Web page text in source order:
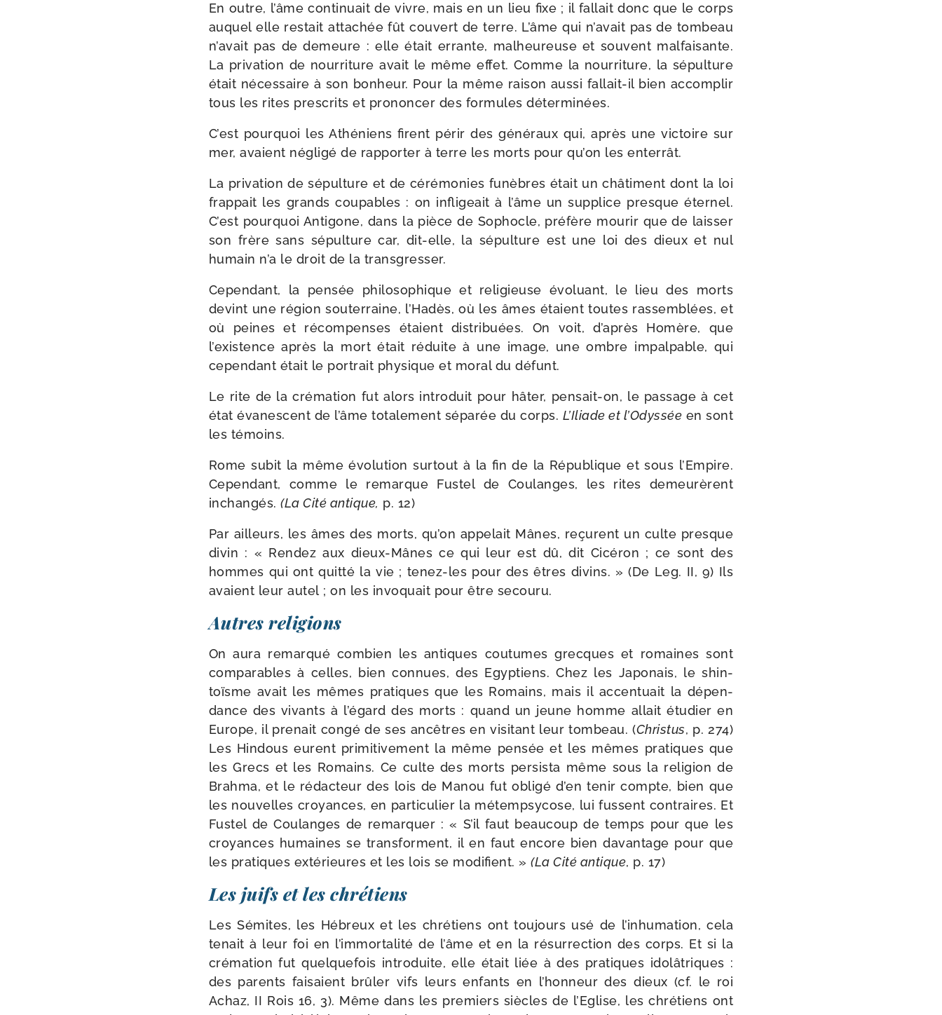
En outre, l’âme conti­nuait de vivre, mais en un lieu fixe ; il fal­lait donc que le corps
auquel elle res­tait atta­chée fût cou­vert de terre. L’âme qui n’avait pas de tom­beau
n’avait pas de demeure : elle était errante, mal­heu­reuse et sou­vent mal­fai­sante.
La pri­va­tion de nour­ri­ture avait le même effet. Comme la nour­ri­ture, la sépul­ture
était néces­saire à son bon­heur. Pour la même rai­son aus­si fallait-​il bien accom­plir
tous les rites pres­crits et pro­non­cer des for­mules déterminées.
C’est pour­quoi les Athéniens firent périr des géné­raux qui, après une vic­toire sur
mer, avaient négli­gé de rap­por­ter à terre les morts pour qu’on les enterrât.
La pri­va­tion de sépul­ture et de céré­mo­nies funèbres était un châ­ti­ment dont la loi
frap­pait les grands cou­pables : on infli­geait à l’âme un sup­plice presque éter­nel.
C’est pour­quoi Antigone, dans la pièce de Sophocle, pré­fère mou­rir que de lais­ser
son frère sans sépul­ture car, dit-​elle, la sépul­ture est une loi des dieux et nul
humain n’a le droit de la transgresser.
Cependant, la pen­sée phi­lo­so­phique et reli­gieuse évo­luant, le lieu des morts
devint une région sou­ter­raine, l’Hadès, où les âmes étaient toutes ras­sem­blées, et
où peines et récom­penses étaient dis­tri­buées. On voit, d’après Homère, que
l’existence après la mort était réduite à une image, une ombre impal­pable, qui
cepen­dant était le por­trait phy­sique et moral du défunt.
Le rite de la cré­ma­tion fut alors intro­duit pour hâter, pensait-​on, le pas­sage à cet
état éva­nes­cent de l’âme tota­le­ment sépa­rée du corps. L’Iliade et l’Odyssée en sont
les témoins.
Rome subit la même évo­lu­tion sur­tout à la fin de la République et sous l’Empire.
Cependant, comme le remarque Fustel de Coulanges, les rites demeu­rèrent
inchan­gés.(La Cité antique, p. 12)
Par ailleurs, les âmes des morts, qu’on appe­lait Mânes, reçurent un culte presque
divin : « Rendez aux dieux-​Mânes ce qui leur est dû, dit Cicéron ; ce sont des
hommes qui ont quit­té la vie ; tenez-​les pour des êtres divins. » (De Leg. II, 9) Ils
avaient leur autel ; on les invo­quait pour être secouru.
Autres religions
On aura remar­qué com­bien les antiques cou­tumes grecques et romaines sont
com­pa­rables à celles, bien connues, des Egyptiens. Chez les Japonais, le shin­
toïsme avait les mêmes pra­tiques que les Romains, mais il accen­tuait la dépen­
dance des vivants à l’égard des morts : quand un jeune homme allait étu­dier en
Europe, il pre­nait congé de ses ancêtres en visi­tant leur tom­beau. (Christus, p. 274)
Les Hindous eurent pri­mi­ti­ve­ment la même pen­sée et les mêmes pra­tiques que
les Grecs et les Romains. Ce culte des morts per­sis­ta même sous la reli­gion de
Brahma, et le rédac­teur des lois de Manou fut obli­gé d’en tenir compte, bien que
les nou­velles croyances, en par­ti­cu­lier la métemp­sy­cose, lui fussent contraires. Et
Fustel de Coulanges de remar­quer : « S’il faut beau­coup de temps pour que les
croyances humaines se trans­forment, il en faut encore bien davan­tage pour que
les pra­tiques exté­rieures et les lois se modi­fient. »(La Cité antique, p. 17)
Les juifs et les chrétiens
Les Sémites, les Hébreux et les chré­tiens ont tou­jours usé de l’inhumation, cela
tenait à leur foi en l’immortalité de l’âme et en la résur­rec­tion des corps. Et si la
cré­ma­tion fut quel­que­fois intro­duite, elle était liée à des pra­tiques ido­lâ­triques :
des parents fai­saient brû­ler vifs leurs enfants en l’honneur des dieux (cf. le roi
Achaz, II Rois 16, 3). Même dans les pre­miers siècles de l’Eglise, les chré­tiens ont